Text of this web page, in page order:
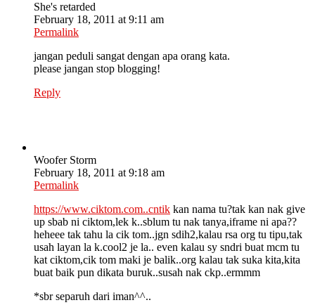
She's retarded
February 18, 2011 at 9:11 am
Permalink
jangan peduli sangat dengan apa orang kata.
please jangan stop blogging!
Reply
Woofer Storm
February 18, 2011 at 9:18 am
Permalink
https://www.ciktom.com..cntik kan nama tu?tak kan nak give
up sbab ni ciktom,lek k..sblum tu nak tanya,iframe ni apa??
heheee tak tahu la cik tom..jgn sdih2,kalau rsa org tu tipu,tak
usah layan la k.cool2 je la.. even kalau sy sndri buat mcm tu
kat ciktom,cik tom maki je balik..org kalau tak suka kita,kita
buat baik pun dikata buruk..susah nak ckp..ermmm
*sbr separuh dari iman^^..